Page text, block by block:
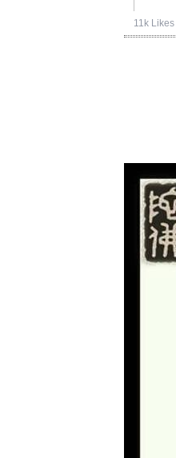
11k Likes